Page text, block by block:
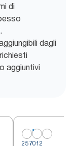
di
dagli
aggiuntivi
257012